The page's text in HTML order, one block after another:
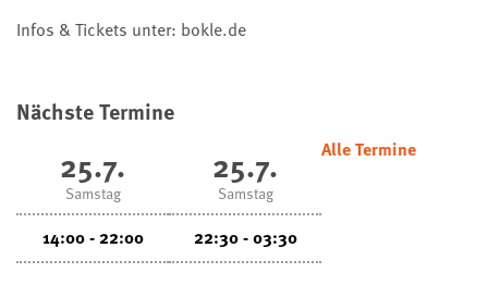
Infos & Tickets unter: bokle.de
Nächste Termine
25.7.
Samstag
14:00 - 22:00
25.7.
Samstag
22:30 - 03:30
Alle Termine